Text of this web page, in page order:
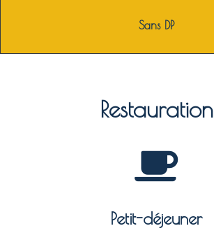
Sans DP
Restauration
Petit-déjeuner